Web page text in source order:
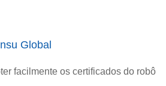
Global
facilmente os certificados do robô